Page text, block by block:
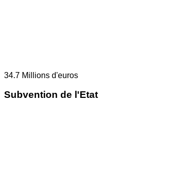
34.7 Millions d'euros
Subvention de l'Etat